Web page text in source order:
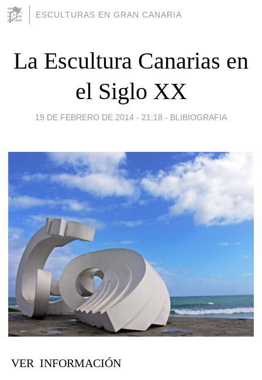
ESCULTURAS EN GRAN CANARIA
La Escultura Canarias en
el Siglo XX
19 DE FEBRERO DE 2014 - 21:18 - BLIBIOGRAFIA
VER INFORMACIÓN